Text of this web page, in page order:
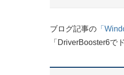
ブログ記事の 「
「DriverBooster6で